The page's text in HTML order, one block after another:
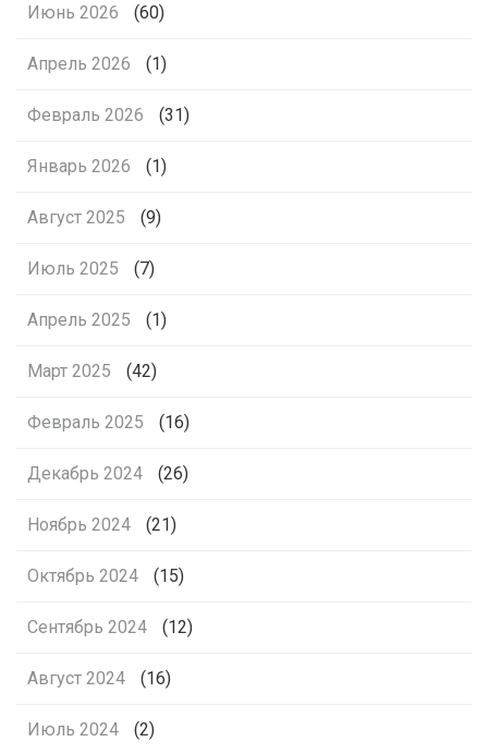
Июнь 2026 (60)
Апрель 2026 (1)
Февраль 2026 (31)
Январь 2026 (1)
Август 2025 (9)
Июль 2025 (7)
Апрель 2025 (1)
Март 2025 (42)
Февраль 2025 (16)
Декабрь 2024 (26)
Ноябрь 2024 (21)
Октябрь 2024 (15)
Сентябрь 2024 (12)
Август 2024 (16)
Июль 2024 (2)